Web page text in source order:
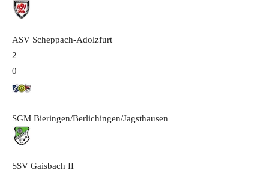
ASV Scheppach-Adolzfurt
2
0
SGM Bieringen/Berlichingen/Jagsthausen
SSV Gaisbach II